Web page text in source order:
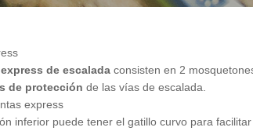
de escalada consisten en 2
de protección de las vías de escalada.
express
inferior puede tener el gatillo curvo para